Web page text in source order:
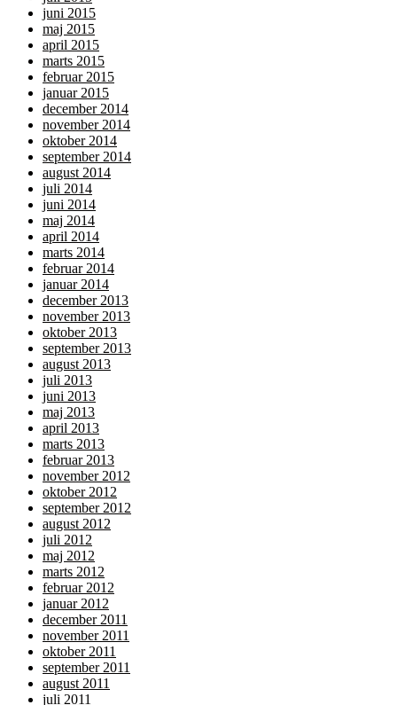
juni 2015
maj 2015
april 2015
marts 2015
februar 2015
januar 2015
december 2014
november 2014
oktober 2014
september 2014
august 2014
juli 2014
juni 2014
maj 2014
april 2014
marts 2014
februar 2014
januar 2014
december 2013
november 2013
oktober 2013
september 2013
august 2013
juli 2013
juni 2013
maj 2013
april 2013
marts 2013
februar 2013
november 2012
oktober 2012
september 2012
august 2012
juli 2012
maj 2012
marts 2012
februar 2012
januar 2012
december 2011
november 2011
oktober 2011
september 2011
august 2011
juli 2011